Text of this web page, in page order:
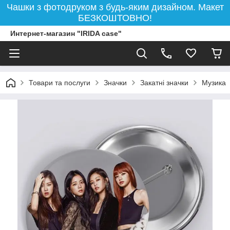
Чашки з фотодруком з будь-яким дизайном. Макет
БЕЗКОШТОВНО!
Интернет-магазин "IRIDA case"
Товари та послуги Значки Закатні значки Музика